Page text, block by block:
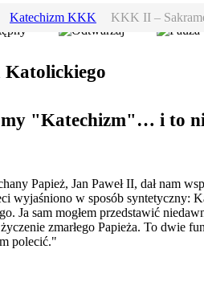
Katechizm KKK KKK II –
Katolickiego
"Katechizm"… i to
Papież, Jan Paweł II, dał nam
wyjaśniono w sposób syntetyczny:
Ja sam mogłem przedstawić
zmarłego Papieża. To dwie
polecić."